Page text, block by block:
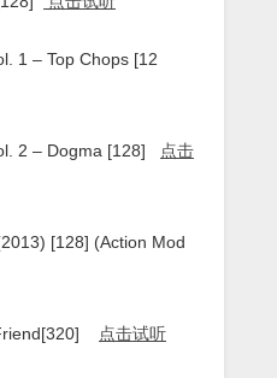
1 – Top Chops [12
2 – Dogma [128]
点击
[128] (Action Mod
点击试听